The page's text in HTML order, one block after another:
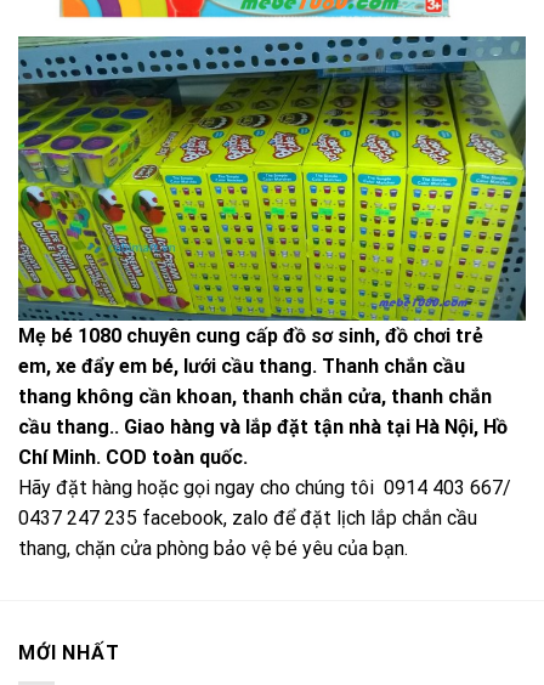
Mẹ bé 1080 chuyên cung cấp đồ sơ sinh, đồ chơi trẻ
em, xe đẩy em bé, lưới cầu thang. Thanh chắn cầu
thang không cần khoan, thanh chắn cửa, thanh chắn
cầu thang.. Giao hàng và lắp đặt tận nhà tại Hà Nội, Hồ
Chí Minh. COD toàn quốc.
Hãy đặt hàng hoặc gọi ngay cho chúng tôi 0914 403 667/
0437 247 235 facebook, zalo để đặt lịch lắp chắn cầu
thang, chặn cửa phòng bảo vệ bé yêu của bạn.
MỚI NHẤT